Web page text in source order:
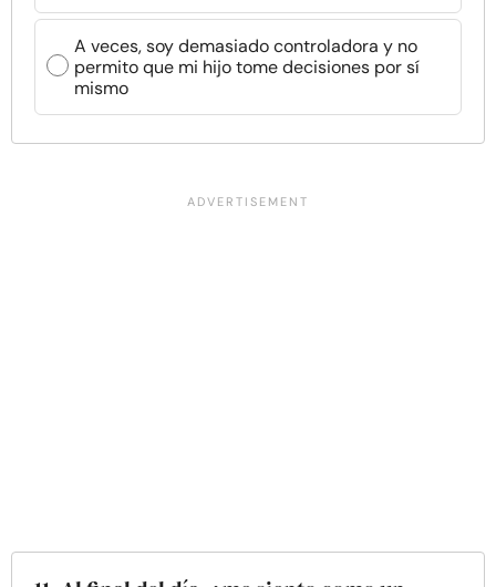
A veces, soy demasiado controladora y no
permito que mi hijo tome decisiones por sí
mismo